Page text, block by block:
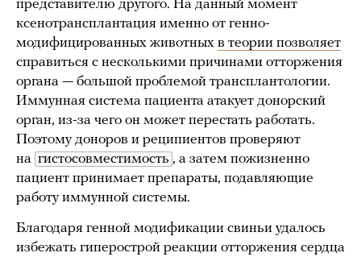
представителю другого. На данный момент
ксенотрансплантация именно от генно-
модифицированных животных в теории позволяет
справиться с несколькими причинами отторжения
органа — большой проблемой трансплантологии.
Иммунная система пациента атакует донорский
орган, из-за чего он может перестать работать.
Поэтому доноров и реципиентов проверяют
на гистосовместимость , а затем пожизненно
пациент принимает препараты, подавляющие
работу иммунной системы.
Благодаря генной модификации свиньи удалось
избежать гиперострой реакции отторжения сердца